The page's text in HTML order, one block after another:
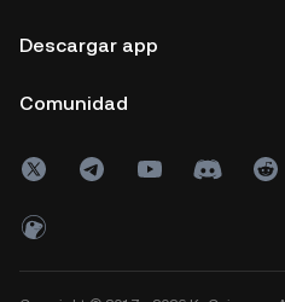
Descargar app
Comunidad